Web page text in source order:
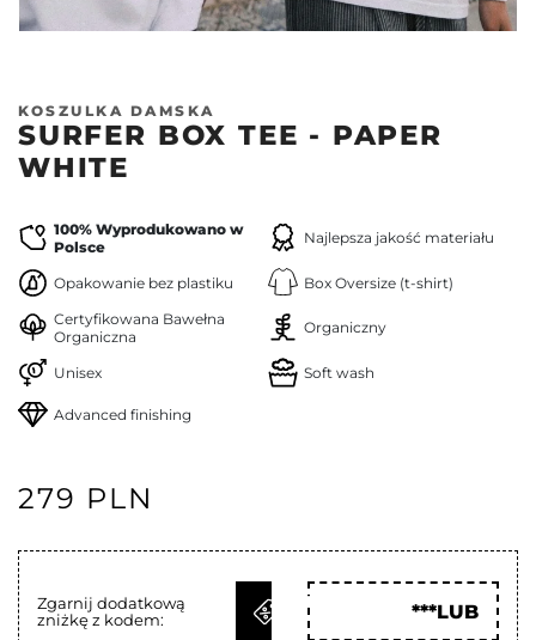
KOSZULKA DAMSKA
SURFER BOX TEE - PAPER
WHITE
100% Wyprodukowano w
Polsce
Najlepsza jakość materiału
Opakowanie bez plastiku
Box Oversize (t-shirt)
Certyfikowana Bawełna
Organiczna
Organiczny
Unisex Soft wash
Advanced finishing
279 PLN
Zgarnij dodatkową
zniżkę z kodem:
ODBIERZ
***LUB